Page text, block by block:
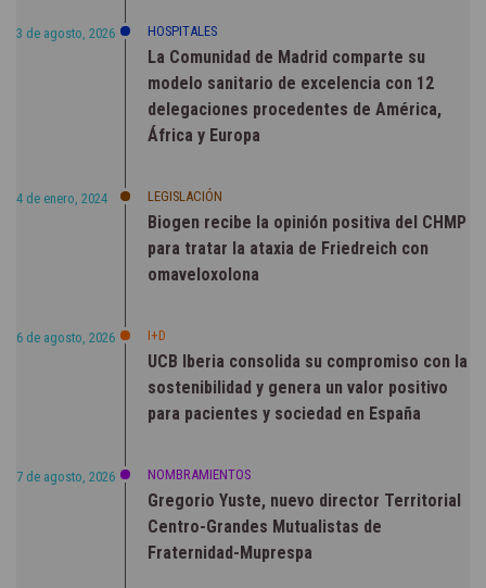
3 de agosto, 2026 HOSPITALES
La Comunidad de Madrid comparte su
modelo sanitario de excelencia con 12
delegaciones procedentes de América,
África y Europa
4 de enero, 2024 LEGISLACIÓN
Biogen recibe la opinión positiva del CHMP
para tratar la ataxia de Friedreich con
omaveloxolona
6 de agosto, 2026 I+D
UCB Iberia consolida su compromiso con la
sostenibilidad y genera un valor positivo
para pacientes y sociedad en España
7 de agosto, 2026 NOMBRAMIENTOS
Gregorio Yuste, nuevo director Territorial
Centro-Grandes Mutualistas de
Fraternidad-Muprespa